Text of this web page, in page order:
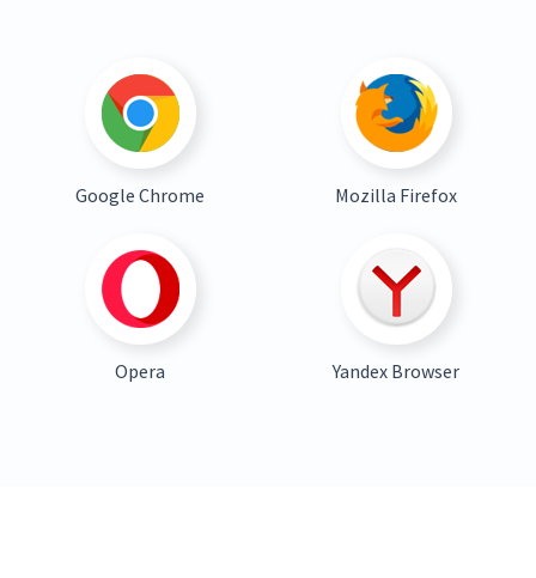
Google Chrome Mozilla Firefox
Opera Yandex Browser